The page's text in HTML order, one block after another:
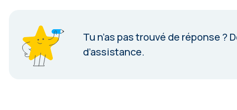
Tu n’as pas trouvé de réponse ?
d’assistance.